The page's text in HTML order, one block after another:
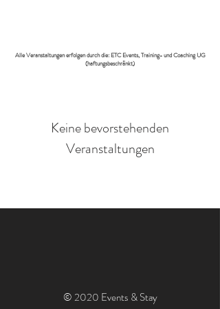
Alle Veranstaltungen erfolgen durch die: ETC Events, Training- und Coaching UG
(haftungsbeschränkt)​
Keine bevorstehenden
Veranstaltungen
© 2020 Events & Stay